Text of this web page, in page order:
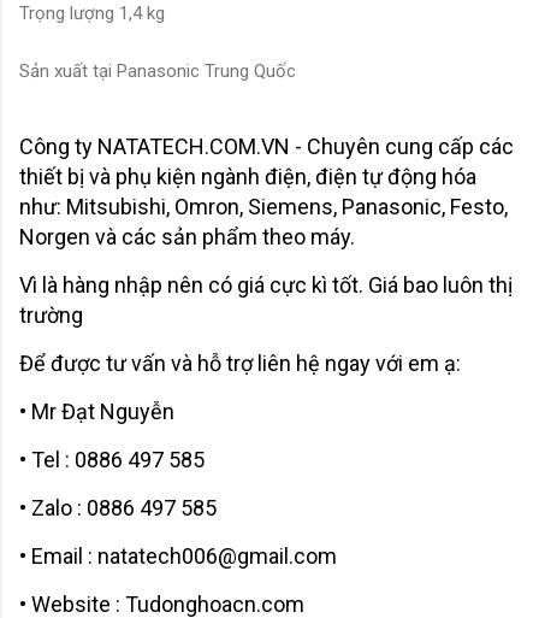
Trọng lượng 1,4 kg
Sản xuất tại Panasonic Trung Quốc
Công ty NATATECH.COM.VN - Chuyên cung cấp các
thiết bị và phụ kiện ngành điện, điện tự động hóa
như: Mitsubishi, Omron, Siemens, Panasonic, Festo,
Norgen và các sản phẩm theo máy.
Vì là hàng nhập nên có giá cực kì tốt. Giá bao luôn thị
trường
Để được tư vấn và hỗ trợ liên hệ ngay với em ạ:
• Mr Đạt Nguyễn
• Tel : 0886 497 585
• Zalo : 0886 497 585
• Email : natatech006@gmail.com
• Website : Tudonghoacn.com